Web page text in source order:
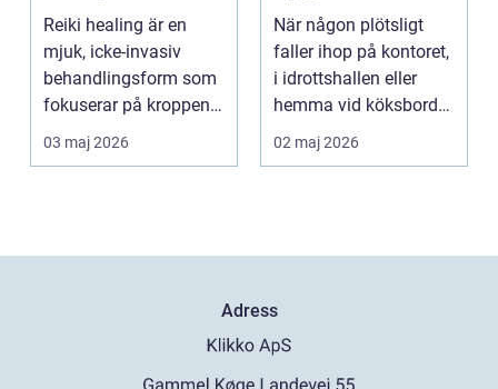
djupare
återhämtning
Reiki healing är en
mjuk, icke-invasiv
behandlingsform som
fokuserar på kroppens
egen förmåga att lä...
03 maj 2026
sekunderna
räknas
När någon plötsligt
faller ihop på kontoret,
i idrottshallen eller
hemma vid köksbordet
finns det ba...
02 maj 2026
Adress